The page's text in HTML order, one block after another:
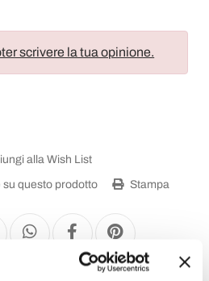
scrivere la tua opinione.
alla Wish List
su questo prodotto Stampa